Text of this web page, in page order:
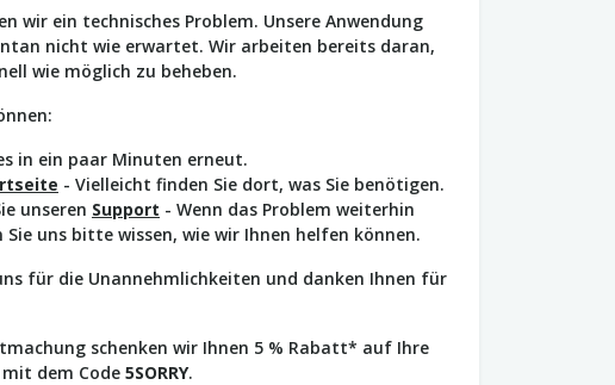
wir ein technisches Problem. Unsere Anwendung
nicht wie erwartet. Wir arbeiten bereits daran,
wie möglich zu beheben.
in ein paar Minuten erneut.
- Vielleicht finden Sie dort, was Sie benötigen.
unseren Support - Wenn das Problem weiterhin
Sie uns bitte wissen, wie wir Ihnen helfen können.
für die Unannehmlichkeiten und danken Ihnen für
schenken wir Ihnen 5 % Rabatt* auf Ihre
dem Code 5SORRY.